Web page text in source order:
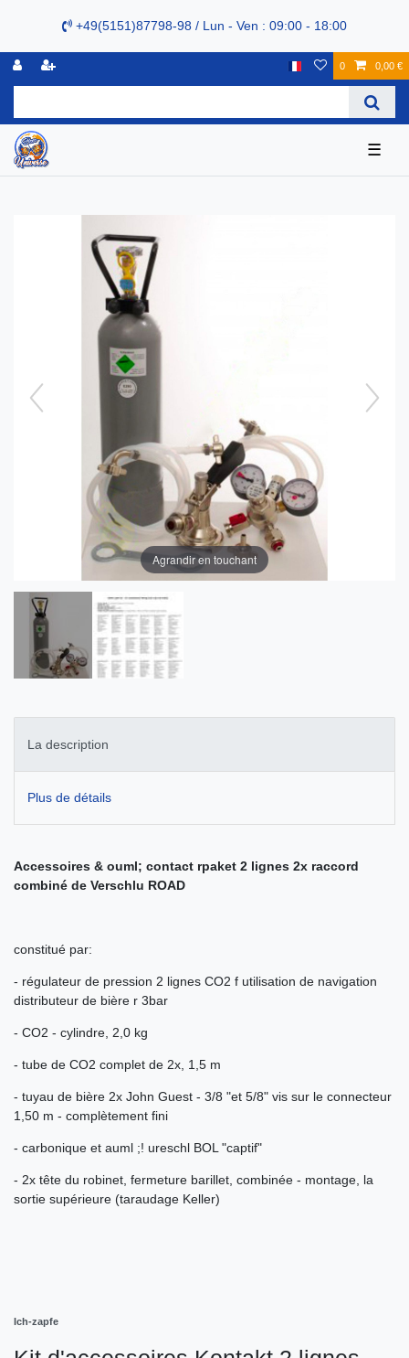
+49(5151)87798-98 / Lun - Ven : 09:00 - 18:00
0 0,00 €
☰
Agrandir en touchant
La description
Plus de détails
Accessoires & ouml; contact rpaket 2 lignes 2x raccord
combiné de Verschlu ROAD
constitué par:
- régulateur de pression 2 lignes CO2 f utilisation de navigation
distributeur de bière r 3bar
- CO2 - cylindre, 2,0 kg
- tube de CO2 complet de 2x, 1,5 m
- tuyau de bière 2x John Guest - 3/8 "et 5/8" vis sur le connecteur
1,50 m - complètement fini
- carbonique et auml ;! ureschl BOL "captif"
- 2x tête du robinet, fermeture barillet, combinée - montage, la
sortie supérieure (taraudage Keller)
Ich-zapfe